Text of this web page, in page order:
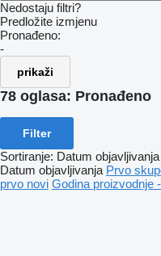
Nedostaju filtri?
Predložite izmjenu
Pronađeno:
-
prikaži
78 oglasa: Pronađeno
Filter
Sortiranje: Datum objavljivanja
Datum objavljivanja Prvo
prvo novi Godina proizvodnje